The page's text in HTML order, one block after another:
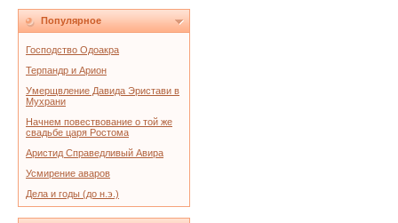
Популярное
Господство Одоакра
Терпандр и Арион
Умерщвление Давида Эристави в
Мухрани
Начнем повествование о той же
свадьбе царя Ростома
Аристид Справедливый Авира
Усмирение аваров
Дела и годы (до н.э.)